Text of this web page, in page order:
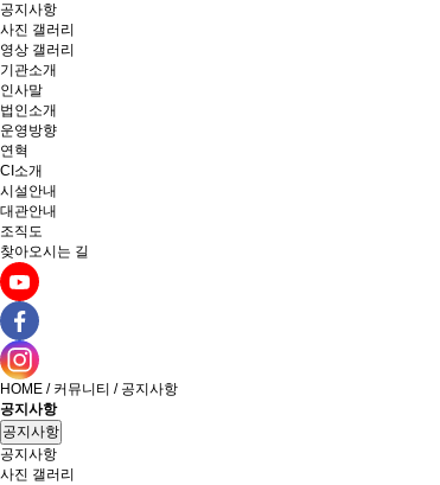
공지사항
사진 갤러리
영상 갤러리
기관소개
인사말
법인소개
운영방향
연혁
CI소개
시설안내
대관안내
조직도
찾아오시는 길
HOME / 커뮤니티 / 공지사항
공지사항
공지사항
공지사항
사진 갤러리